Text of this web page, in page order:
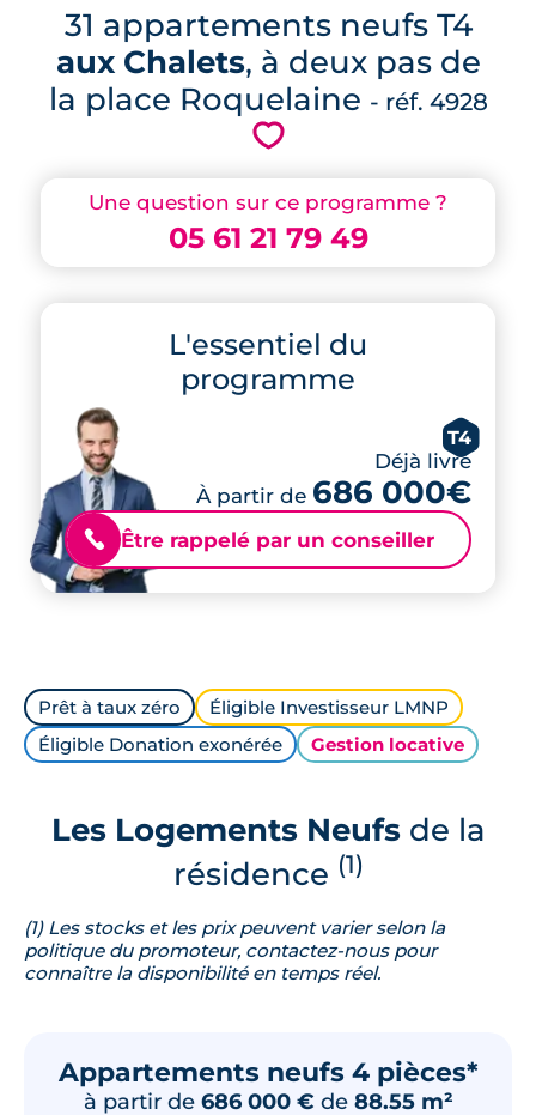
Une question sur ce programme ?
05 61 21 79 49
L'essentiel du
programme
T4
Déjà livré
À partir de 686 000€
📞 Être rappelé par un conseiller
31 appartements neufs T4
aux Chalets, à deux pas de
la place Roquelaine - réf. 4928
💗
Prêt à taux zéro
Éligible Investisseur LMNP
Éligible Donation exonérée
Gestion locative
Les Logements Neufsde la
résidence (1)
(1) Les stocks et les prix peuvent varier selon la
politique du promoteur, contactez-nous pour
connaître la disponibilité en temps réel.
Appartements neufs 4 pièces*
à partir de 686 000 € de 88.55 m²